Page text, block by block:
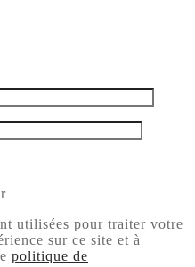
utilisées pour traiter votre
sur ce site et à
politique de